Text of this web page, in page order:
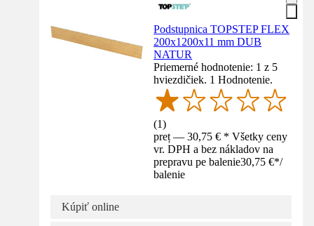
Podstupnica TOPSTEP FLEX
200x1200x11 mm DUB
NATUR
Priemerné hodnotenie: 1 z 5
hviezdičiek. 1 Hodnotenie.
(1)
preț — 30,75 € * Všetky ceny
vr. DPH a bez nákladov na
prepravu pe balenie30,75 €*/
balenie
Kúpiť online